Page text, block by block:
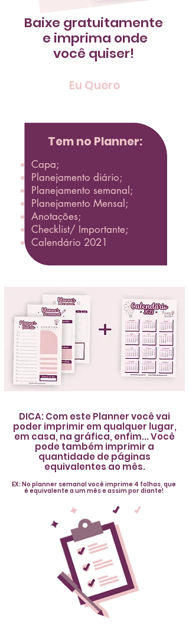
Baixe gratuitamente
e imprima onde
você quiser!
Eu Quero
DICA: Com este Planner você vai
poder imprimir em qualquer lugar,
em casa, na gráfica, enfim... Você
pode também imprimir a
quantidade de páginas
equivalentes ao mês.
EX: No planner semanal você imprime 4 folhas, que
é equivalente a um mês e assim por diante!
Tem no Planner:
Capa;
Planejamento diário;
Planejamento semanal;
Planejamento Mensal;
Anotações;
Checklist/ Importante;
Calendário 2021